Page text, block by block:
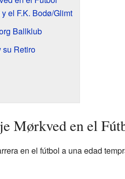
el F.K. Bodø/Glimt
Ballklub
su Retiro
Mørkved en el
en el fútbol a una edad